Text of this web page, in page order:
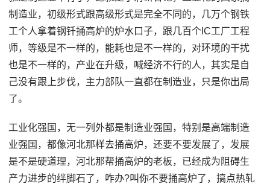
制造业，初级形式跟高级形式是完全不同的，几万个钢铁
工个人拿着钢钎捅高炉的炉水口子，跟几百个IC工厂工程
师，等级是不一样的，能耗也是不一样的，对环境的干扰
也是不一样的，产业在升级，喊经济不行的人，其实是自
己没有跟上步伐，主力部队一直都在制造业，只是你出局
了。
工业化强国，无一列外都是制造业强国，特别是高端制造
业强国，都像河北那样去捅高炉，还要不要发展了，发展
是不是硬道理，河北那帮捅高炉的老板，已经成为阻碍生
产力进步的绊脚石了，咋办?叫你不要捅高炉了，搞点热轧